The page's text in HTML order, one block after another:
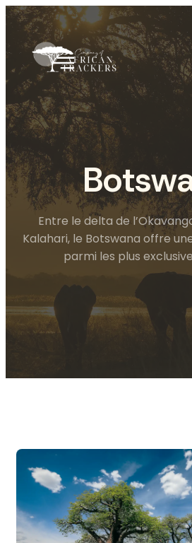
Aller
contenu
Entre le delta de
Kalahari, le Botswana offre
parmi les plus